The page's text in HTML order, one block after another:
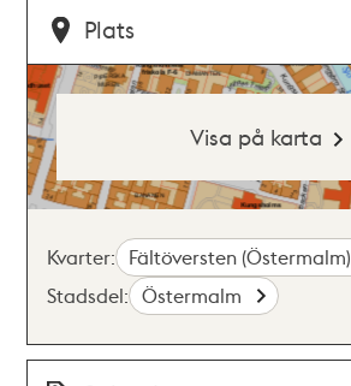
Plats
Visa på karta
Kvarter: Fältöversten (Östermalm)
Stadsdel: Östermalm